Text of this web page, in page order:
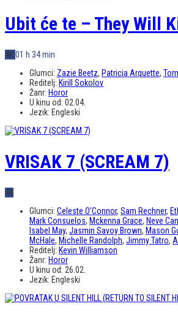
Ubit će te – They Will
4K01 h 34 min
Glumci: Zazie Beetz, Patricia Arquette,
Reditelj: Kirill Sokolov
Žanr: Horor
U kinu od: 02.04.
Jezik: Engleski
VRISAK 7 (SCREAM 7)
4K
Glumci: Celeste O’Connor, Sam Rechner,
Mark Consuelos, Mckenna Grace, Neve
Isabel May, Jasmin Savoy Brown, Mason
McHale, Michelle Randolph, Jimmy Tatro,
Reditelj: Kevin Williamson
Žanr: Horor
U kinu od: 26.02.
Jezik: Engleski